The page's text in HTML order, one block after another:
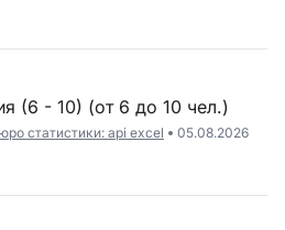
(6 - 10) (от 6 до 10 чел.)
статистики: api excel 05.08.2026